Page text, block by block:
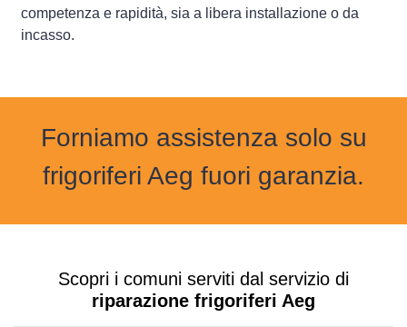
competenza e rapidità, sia a libera installazione o da
incasso.
Forniamo assistenza solo su
frigoriferi Aeg fuori garanzia.
Scopri i comuni serviti dal servizio di
riparazione frigoriferi Aeg